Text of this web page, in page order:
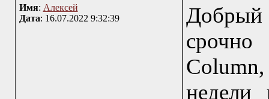
Имя: Алексей
Дата: 16.07.2022 9:32:39
Добрый